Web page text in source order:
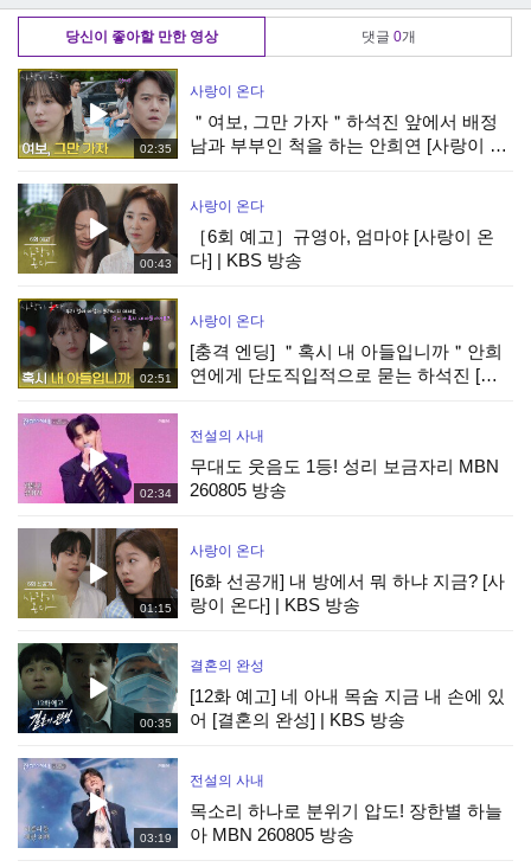
당신이 좋아할 만한 영상 댓글 0개
02:35
사랑이 온다
＂여보, 그만 가자＂하석진 앞에서 배정
남과 부부인 척을 하는 안희연 [사랑이 온
00:43
사랑이 온다
［6회 예고］규영아, 엄마야 [사랑이 온
다] | KBS 방송
02:51
사랑이 온다
[충격 엔딩] ＂혹시 내 아들입니까＂안희
연에게 단도직입적으로 묻는 하석진 [사
02:34
전설의 사내
무대도 웃음도 1등! 성리 보금자리 MBN
260805 방송
01:15
사랑이 온다
[6화 선공개] 내 방에서 뭐 하냐 지금? [사
랑이 온다] | KBS 방송
00:35
결혼의 완성
[12화 예고] 네 아내 목숨 지금 내 손에 있
어 [결혼의 완성] | KBS 방송
03:19
전설의 사내
목소리 하나로 분위기 압도! 장한별 하늘
아 MBN 260805 방송